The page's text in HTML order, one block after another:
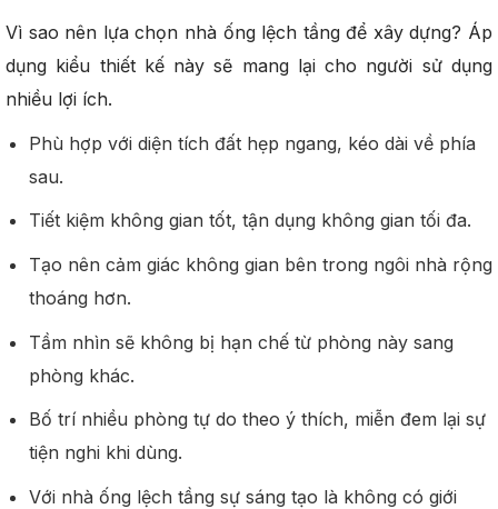
Vì sao nên lựa chọn nhà ống lệch tầng để xây dựng? Áp
dụng kiểu thiết kế này sẽ mang lại cho người sử dụng
nhiều lợi ích.
Phù hợp với diện tích đất hẹp ngang, kéo dài về phía
sau.
Tiết kiệm không gian tốt, tận dụng không gian tối đa.
Tạo nên cảm giác không gian bên trong ngôi nhà rộng
thoáng hơn.
Tầm nhìn sẽ không bị hạn chế từ phòng này sang
phòng khác.
Bố trí nhiều phòng tự do theo ý thích, miễn đem lại sự
tiện nghi khi dùng.
Với nhà ống lệch tầng sự sáng tạo là không có giới